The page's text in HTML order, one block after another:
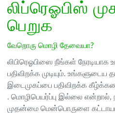
லிப்ரெஓபிஸ்
பெறுக
வேறொரு மொழி தேவையா?
லிபிரெஓபிஸை நீங்கள் நேரடியாக
பதிவிறக்க முடியும். உங்களுடைய
இடைமுகப்பை பதிவிறக்க
. மொழிபெயர்ப்பு இல்லை என்றால்,
முதன்மை மென்பொருளை